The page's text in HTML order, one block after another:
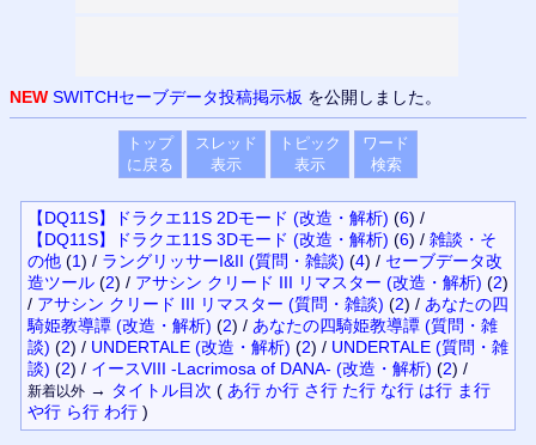
NEW SWITCHセーブデータ投稿掲示板 を公開しました。
トップ
に戻る
スレッド
表示
トピック
表示
ワード
検索
【DQ11S】ドラクエ11S 2Dモード (改造・解析) (6) /
【DQ11S】ドラクエ11S 3Dモード (改造・解析) (6) / 雑談・そ
の他 (1) / ラングリッサーI&II (質問・雑談) (4) / セーブデータ改
造ツール (2) / アサシン クリード III リマスター (改造・解析) (2)
/ アサシン クリード III リマスター (質問・雑談) (2) / あなたの四
騎姫教導譚 (改造・解析) (2) / あなたの四騎姫教導譚 (質問・雑
談) (2) / UNDERTALE (改造・解析) (2) / UNDERTALE (質問・雑
談) (2) / イースVIII -Lacrimosa of DANA- (改造・解析) (2) /
新着以外 → タイトル目次 ( あ行 か行 さ行 た行 な行 は行 ま行
や行 ら行 わ行 )